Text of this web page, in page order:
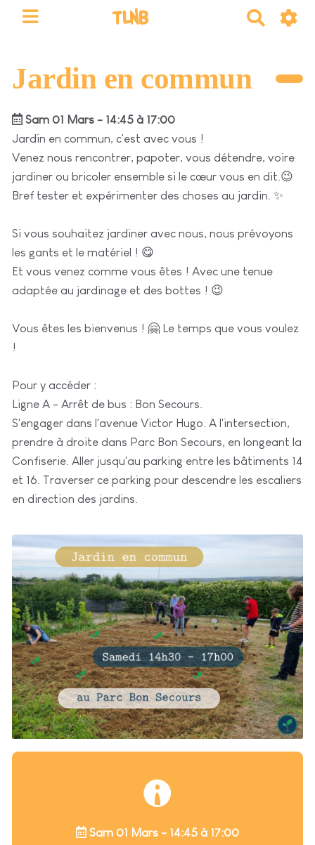
TLNB
e
r
Jardin en commun
Sam 01 Mars - 14:45 à 17:00
Jardin en commun, c'est avec vous !
Venez nous rencontrer, papoter, vous détendre, voire
jardiner ou bricoler ensemble si le cœur vous en dit.😉
Bref tester et expérimenter des choses au jardin. ✨
Si vous souhaitez jardiner avec nous, nous prévoyons
les gants et le matériel ! 😋
Et vous venez comme vous êtes ! Avec une tenue
adaptée au jardinage et des bottes ! 😉
Vous êtes les bienvenus ! 🤗 Le temps que vous voulez
!
Pour y accéder :
Ligne A - Arrêt de bus : Bon Secours.
S'engager dans l'avenue Victor Hugo. A l'intersection,
prendre à droite dans Parc Bon Secours, en longeant la
Confiserie. Aller jusqu'au parking entre les bâtiments 14
et 16. Traverser ce parking pour descendre les escaliers
en direction des jardins.
Sam 01 Mars - 14:45 à 17:00